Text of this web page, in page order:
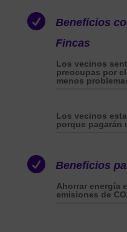

Beneficios
Fincas
Los vecinos
preocupas por
menos
Los vecinos
porque pagarán
 Beneficios
Ahorrar energía
emisiones de